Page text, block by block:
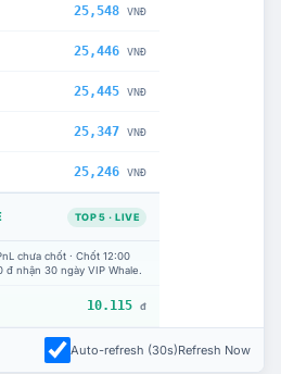
25,548 VNĐ
25,446 VNĐ
25,445 VNĐ
25,347 VNĐ
25,246 VNĐ
TOP 5 · LIVE
chưa chốt · Chốt 12:00
nhận 30 ngày VIP Whale.
10.115 đ
Auto-refresh (30s)Refresh Now